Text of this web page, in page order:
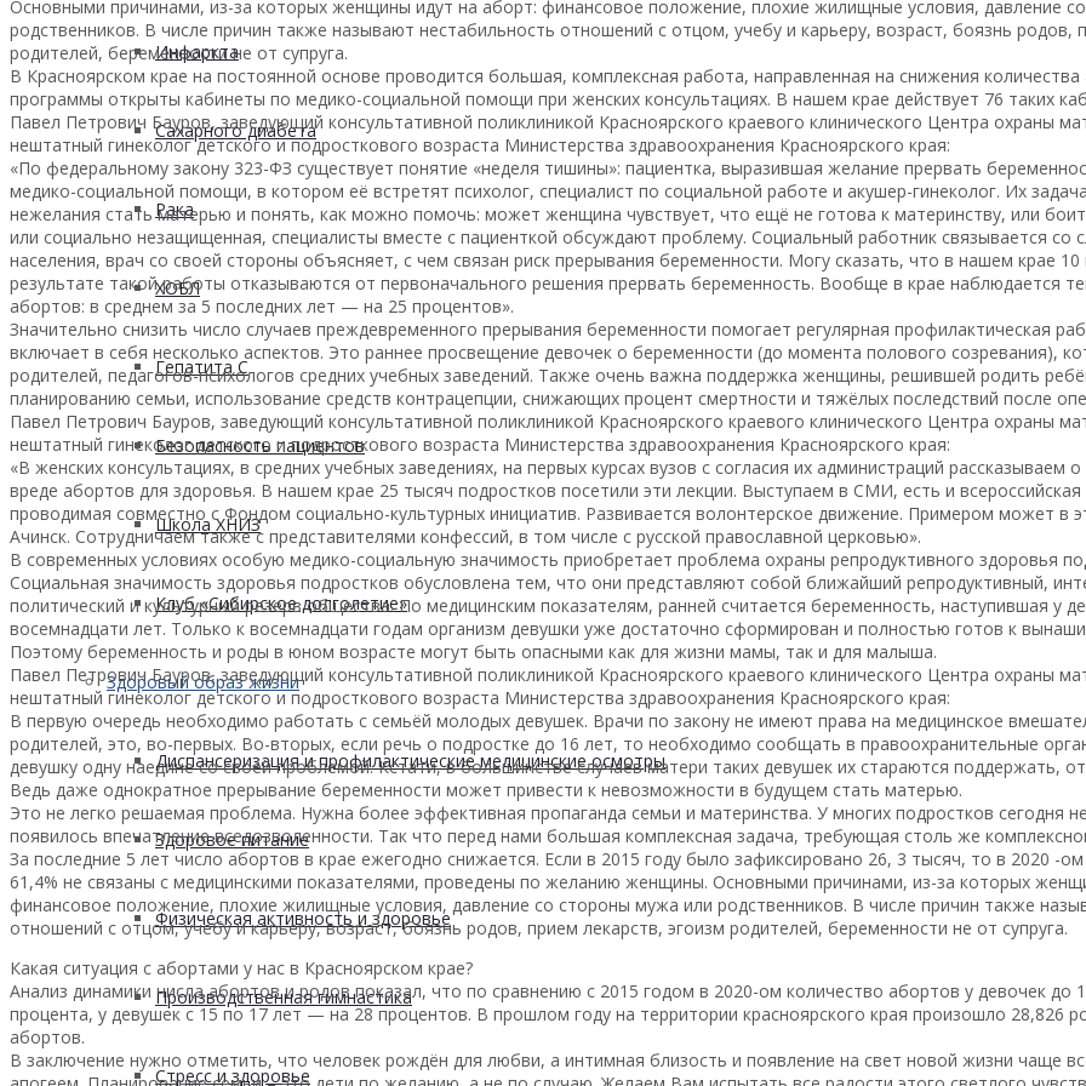
Инфаркта
Сахарного диабета
Рака
ХОБЛ
Гепатита С
Безопасность пациентов
Школа ХНИЗ
Клуб «Сибирское долголетие»
Здоровый образ жизни
Диспансеризация и профилактические медицинские осмотры
Здоровое питание
Физическая активность и здоровье
Производственная гимнастика
Стресс и здоровье
Основными причинами, из-за которых женщины идут на аборт: финансовое положение, плохие жилищные условия, давление
родственников. В числе причин также называют нестабильность отношений с отцом, учебу и карьеру, возраст, боязнь родов,
родителей, беременности не от супруга.
В Красноярском крае на постоянной основе проводится большая, комплексная работа, направленная на снижения
программы открыты кабинеты по медико-социальной помощи при женских консультациях. В нашем крае действует 76 таких
Павел Петрович Бауров, заведующий консультативной поликлиникой Красноярского краевого клинического Центра охраны
нештатный гинеколог детского и подросткового возраста Министерства здравоохранения Красноярского края:
«По федеральному закону 323-ФЗ существует понятие «неделя тишины»: пациентка, выразившая желание прервать
медико-социальной помощи, в котором её встретят психолог, специалист по социальной работе и акушер-гинеколог. Их
нежелания стать матерью и понять, как можно помочь: может женщина чувствует, что ещё не готова к материнству, или
или социально незащищенная, специалисты вместе с пациенткой обсуждают проблему. Социальный работник связывается со
населения, врач со своей стороны объясняет, с чем связан риск прерывания беременности. Могу сказать, что в нашем крае
результате такой работы отказываются от первоначального решения прервать беременность. Вообще в крае наблюдается
абортов: в среднем за 5 последних лет — на 25 процентов».
Значительно снизить число случаев преждевременного прерывания беременности помогает регулярная профилактическая
включает в себя несколько аспектов. Это раннее просвещение девочек о беременности (до момента полового созревания),
родителей, педагогов-психологов средних учебных заведений. Также очень важна поддержка женщины, решившей родить
планированию семьи, использование средств контрацепции, снижающих процент смертности и тяжёлых последствий после
Павел Петрович Бауров, заведующий консультативной поликлиникой Красноярского краевого клинического Центра охраны
нештатный гинеколог детского и подросткового возраста Министерства здравоохранения Красноярского края:
«В женских консультациях, в средних учебных заведениях, на первых курсах вузов с согласия их администраций рассказываем
вреде абортов для здоровья. В нашем крае 25 тысяч подростков посетили эти лекции. Выступаем в СМИ, есть и
проводимая совместно с Фондом социально-культурных инициатив. Развивается волонтерское движение. Примером может в
Ачинск. Сотрудничаем также с представителями конфессий, в том числе с русской православной церковью».
В современных условиях особую медико-социальную значимость приобретает проблема охраны репродуктивного здоровья
Социальная значимость здоровья подростков o6yсловлена тем, что они представляют собой ближайший репродуктивный,
политический и культурный резерв общества. По медицинским показателям, ранней считается беременность, наступившая у
восемнадцати лет. Только к восемнадцати годам организм девушки уже достаточно сформирован и полностью готов к
Поэтому беременность и роды в юном возрасте могут быть опасными как для жизни мамы, так и для малыша.
Павел Петрович Бауров, заведующий консультативной поликлиникой Красноярского краевого клинического Центра охраны
нештатный гинеколог детского и подросткового возраста Министерства здравоохранения Красноярского края:
В первую очередь необходимо работать с семьёй молодых девушек. Врачи по закону не имеют права на медицинское
родителей, это, во-первых. Во-вторых, если речь о подростке до 16 лет, то необходимо сообщать в правоохранительные
девушку одну наедине со своей проблемой. Кстати, в большинстве случаев матери таких девушек их стараются поддержать,
Ведь даже однократное прерывание беременности может привести к невозможности в будущем стать матерью.
Это не легко решаемая проблема. Нужна более эффективная пропаганда семьи и материнства. У многих подростков сегодня
появилось впечатление вседозволенности. Так что перед нами большая комплексная задача, требующая столь же
За последние 5 лет число абортов в крае ежегодно снижается. Если в 2015 году было зафиксировано 26, 3 тысяч, то в 2020 -
61,4% не связаны с медицинскими показателями, проведены по желанию женщины. Основными причинами, из-за которых
финансовое положение, плохие жилищные условия, давление со стороны мужа или родственников. В числе причин также
отношений с отцом, учебу и карьеру, возраст, боязнь родов, прием лекарств, эгоизм родителей, беременности не от супруга.
Какая ситуация с абортами у нас в Красноярском крае?
Анализ динамики числа абортов и родов показал, что по сравнению с 2015 годом в 2020-ом количество абортов у девочек до
процента, у девушек с 15 по 17 лет — на 28 процентов. В прошлом году на территории красноярского края произошло 28,826
абортов.
В заключение нужно отметить, что человек рождён для любви, а интимная близость и появление на свет новой жизни чаще